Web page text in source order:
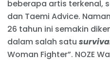
beberapa artis terkenal,
dan Taemi Advice.
26 tahun ini semakin
dalam salah satu
Woman Fighter”. NOZE